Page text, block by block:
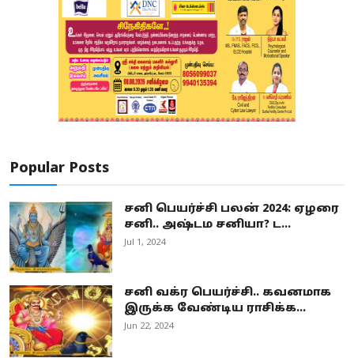
Popular Posts
சனி பெயர்ச்சி பலன் 2024: ஏழரை
சனி.. அஷ்டம சனியா? ட...
Jul 1, 2024
சனி வக்ர பெயர்ச்சி.. கவனமாக
இருக்க வேண்டிய ராசிக்க...
Jun 22, 2024